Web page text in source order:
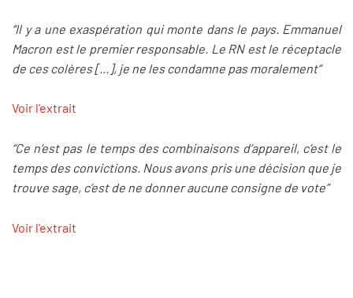
“Il y a une exaspération qui monte dans le pays. Emmanuel
Macron est le premier responsable. Le RN est le réceptacle
de ces colères [...], je ne les condamne pas moralement”
Voir l'extrait
“Ce n’est pas le temps des combinaisons d’appareil, c’est le
temps des convictions. Nous avons pris une décision que je
trouve sage, c’est de ne donner aucune consigne de vote”
Voir l'extrait